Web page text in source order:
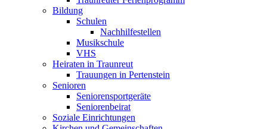
Bildung
Schulen
Nachhilfestellen
Musikschule
VHS
Heiraten in Traunreut
Trauungen in Pertenstein
Senioren
Seniorensportgeräte
Seniorenbeirat
Soziale Einrichtungen